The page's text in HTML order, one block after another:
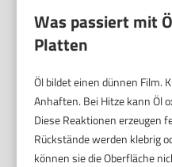
Was passiert mit
Platten
Öl bildet einen dünnen Film.
Anhaften. Bei Hitze kann Öl
Diese Reaktionen erzeugen
Rückstände werden klebrig
können sie die Oberfläche